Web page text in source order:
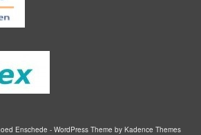
Enschede - WordPress Theme by Kadence Themes